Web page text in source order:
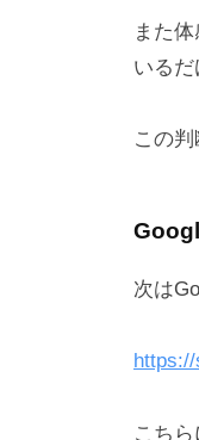
また
いるだ
この
次は
こち